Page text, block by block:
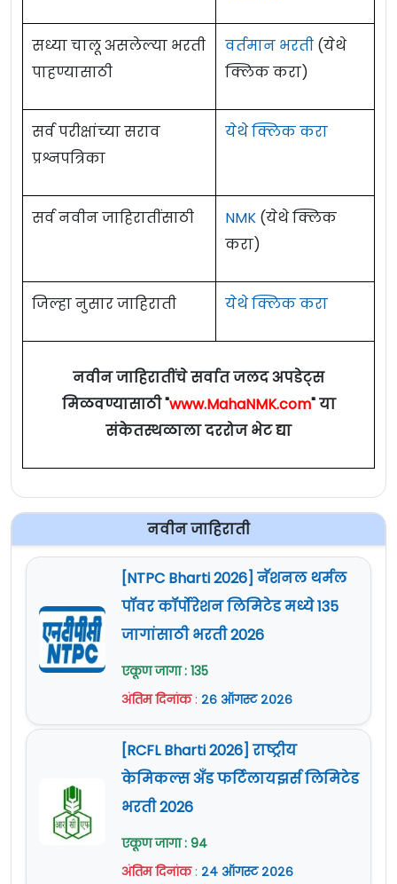
सध्या चालू असलेल्या भरती
पाहण्यासाठी
वर्तमान भरती (येथे
क्लिक करा)
सर्व परीक्षांच्या सराव
प्रश्नपत्रिका
येथे क्लिक करा
सर्व नवीन जाहिरातींसाठी NMK (येथे क्लिक
करा)
जिल्हा नुसार जाहिराती येथे क्लिक करा
नवीन जाहिरातींचे सर्वात जलद अपडेट्स
मिळवण्यासाठी "www.MahaNMK.com" या
संकेतस्थळाला दररोज भेट द्या
नवीन जाहिराती
[NTPC Bharti 2026] नॅशनल थर्मल
पॉवर कॉर्पोरेशन लिमिटेड मध्ये 135
जागांसाठी भरती 2026
एकूण जागा : 135
अंतिम दिनांक: २६ ऑगस्ट २०२६
[RCFL Bharti 2026] राष्ट्रीय
केमिकल्स अँड फर्टिलायझर्स लिमिटेड
भरती 2026
एकूण जागा : 94
अंतिम दिनांक: २४ ऑगस्ट २०२६